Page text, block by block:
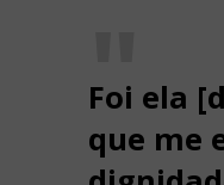
Foi ela
que me